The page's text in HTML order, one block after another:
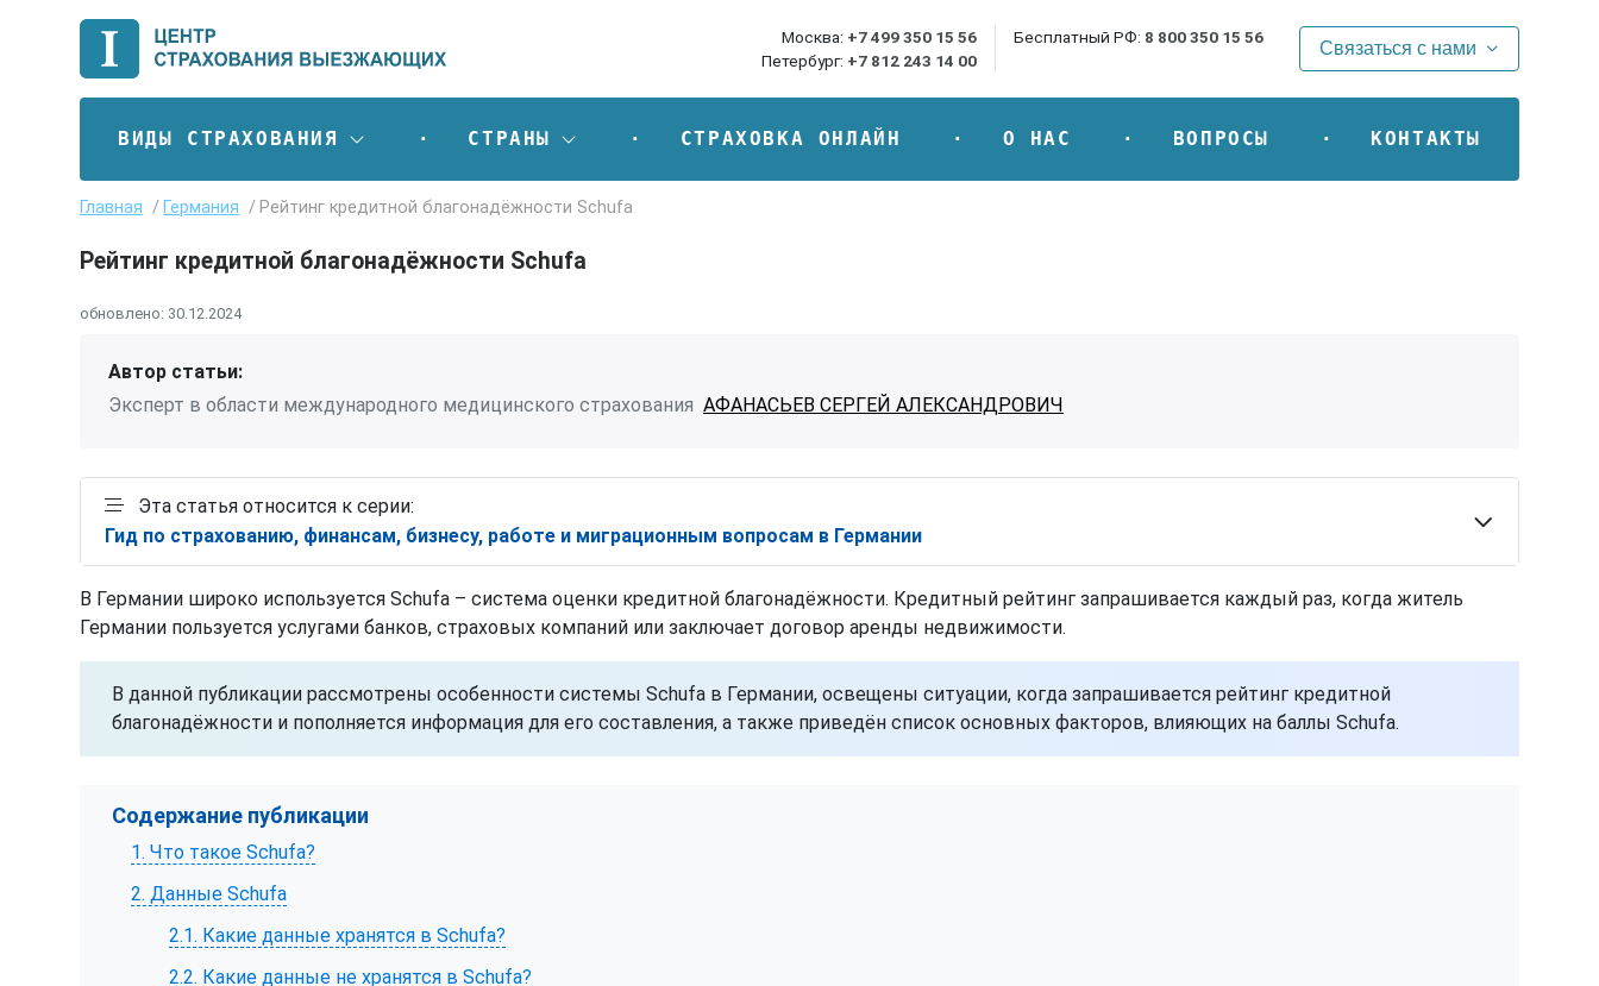
Москва: +7 499 350 15 56
Петербург: +7 812 243 14 00
Бесплатный РФ: 8 800 350 15 56
Связаться с нами
ВИДЫ СТРАХОВАНИЯ СТРАНЫ СТРАХОВКА ОНЛАЙН О НАС ВОПРОСЫ КОНТАКТЫ
Главная Германия Рейтинг кредитной благонадёжности Schufa
Рейтинг кредитной благонадёжности Schufa
обновлено: 30.12.2024
Автор статьи:
Эксперт в области международного медицинского страхования АФАНАСЬЕВ СЕРГЕЙ АЛЕКСАНДРОВИЧ
Эта статья относится к серии:
Гид по страхованию, финансам, бизнесу, работе и миграционным вопросам в Германии
В Германии широко используется Schufa – система оценки кредитной благонадёжности. Кредитный рейтинг запрашивается каждый раз, когда житель
Германии пользуется услугами банков, страховых компаний или заключает договор аренды недвижимости.
В данной публикации рассмотрены особенности системы Schufa в Германии, освещены ситуации, когда запрашивается рейтинг кредитной
благонадёжности и пополняется информация для его составления, а также приведён список основных факторов, влияющих на баллы Schufa.
Содержание публикации
1. Что такое Schufa?
2. Данные Schufa
2.1. Какие данные хранятся в Schufa?
2.2. Какие данные не хранятся в Schufa?